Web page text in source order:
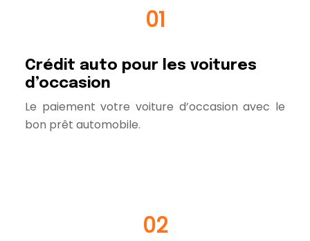
01
Crédit auto pour les voitures
d’occasion
Le paiement votre voiture d’occasion avec le
bon prêt automobile.
02